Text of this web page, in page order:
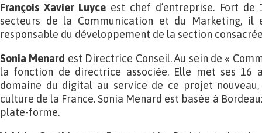
François Xavier Luyce est chef d’entreprise. Fort de
secteurs de la Communication et du Marketing,
responsable du développement de la section
Sonia Menard est Directrice Conseil. Au sein de «
la fonction de directrice associée. Elle met ses 16
domaine du digital au service de ce projet
culture de la France. Sonia Menard est basée à
plate-forme.